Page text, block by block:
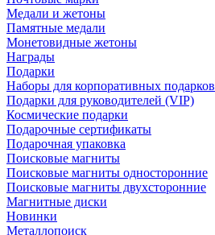
Медали и жетоны
Памятные медали
Монетовидные жетоны
Награды
Подарки
Наборы для корпоративных подарков
Подарки для руководителей (VIP)
Космические подарки
Подарочные сертификаты
Подарочная упаковка
Поисковые магниты
Поисковые магниты односторонние
Поисковые магниты двухсторонние
Магнитные диски
Новинки
Металлопоиск